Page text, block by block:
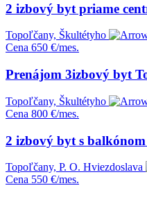
2 izbový byt priame
Topoľčany, Škultétyho
Cena 650 €/mes.
Prenájom 3izbový byt
Topoľčany, Škultétyho
Cena 800 €/mes.
2 izbový byt s
Topoľčany, P. O. Hviezdoslava
Cena 550 €/mes.